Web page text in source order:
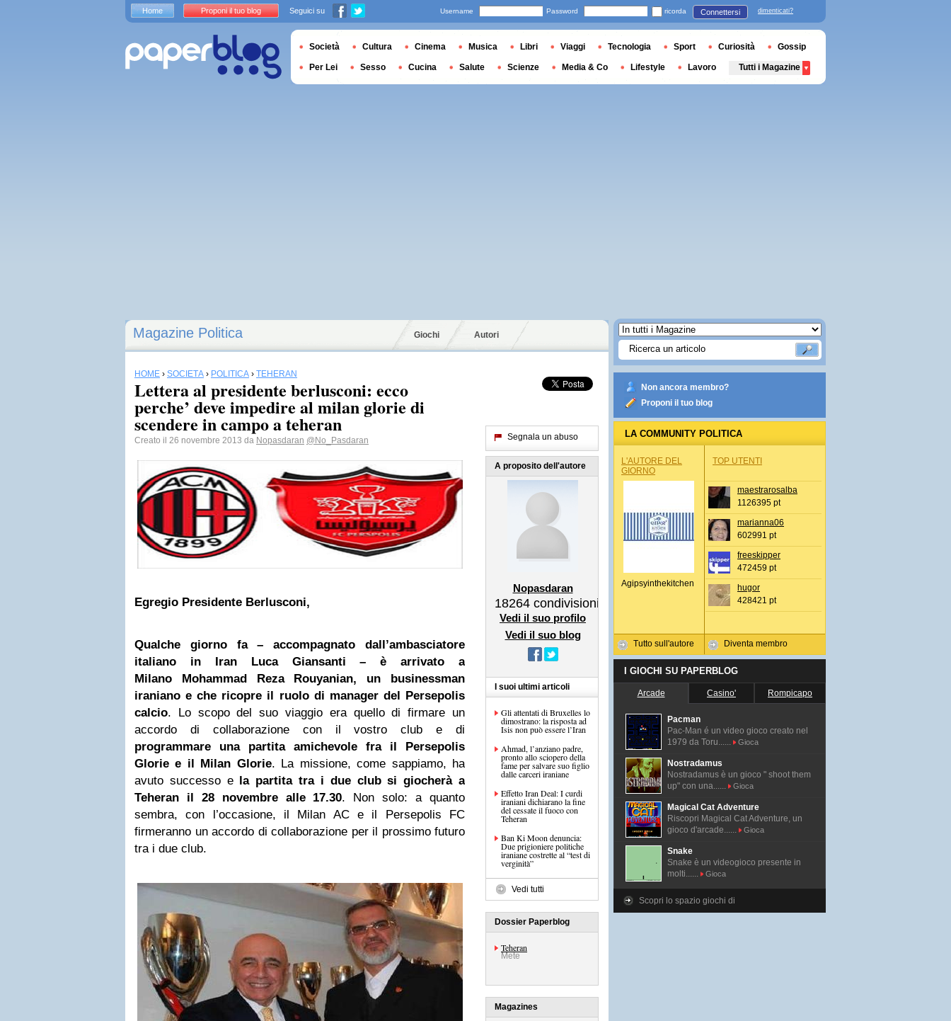
Magazine Politica Giochi Autori
HOME › SOCIETÀ › POLITICA › TEHERAN
Lettera al presidente berlusconi: ecco
perche’ deve impedire al milan glorie di
scendere in campo a teheran
Creato il 26 novembre 2013 da Nopasdaran @No_Pasdaran
Egregio Presidente Berlusconi,
Qualche giorno fa – accompagnato dall’ambasciatore
italiano in Iran Luca Giansanti – è arrivato a
Milano Mohammad Reza Rouyanian, un businessman
iraniano e che ricopre il ruolo di manager del Persepolis
calcio. Lo scopo del suo viaggio era quello di firmare un
accordo di collaborazione con il vostro club e di
programmare una partita amichevole fra il Persepolis
Glorie e il Milan Glorie. La missione, come sappiamo, ha
avuto successo e la partita tra i due club si giocherà a
Teheran il 28 novembre alle 17.30. Non solo: a quanto
sembra, con l’occasione, il Milan AC e il Persepolis FC
firmeranno un accordo di collaborazione per il prossimo futuro
tra i due club.
Segnala un abuso
A proposito dell'autore
Nopasdaran
18264 condivisioni
Vedi il suo profilo
Vedi il suo blog
I suoi ultimi articoli
Gli attentati di Bruxelles lo
dimostrano: la risposta ad
Isis non può essere l’Iran
Ahmad, l’anziano padre,
pronto allo sciopero della
fame per salvare suo figlio
dalle carceri iraniane
Effetto Iran Deal: I curdi
iraniani dichiarano la fine
del cessate il fuoco con
Teheran
Ban Ki Moon denuncia:
Due prigioniere politiche
iraniane costrette al “test di
verginità”
Vedi tutti
Dossier Paperblog
Teheran
Mete
Magazines
Non ancora membro?
Proponi il tuo blog
LA COMMUNITY POLITICA
L'AUTORE DEL
GIORNO
Agipsyinthekitchen
Tutto sull'autore
TOP UTENTI
maestrarosalba
1126395 pt
marianna06
602991 pt
freeskipper
472459 pt
hugor
428421 pt
Diventa membro
I GIOCHI SU PAPERBLOG
Arcade Casino' Rompicapo
Pacman
Pac-Man é un video gioco creato nel
1979 da Toru......
Gioca
Nostradamus
Nostradamus è un gioco " shoot them
up" con una......
Gioca
Magical Cat Adventure
Riscopri Magical Cat Adventure, un
gioco d'arcade......
Gioca
Snake
Snake è un videogioco presente in
molti......
Gioca
Scopri lo spazio giochi di
Home Proponi il tuo blog Seguici su Username Password ricorda Connettersi dimenticati?
Società Cultura Cinema Musica Libri Viaggi Tecnologia Sport Curiosità Gossip
Per Lei Sesso Cucina Salute Scienze Media & Co Lifestyle Lavoro Tutti i Magazine